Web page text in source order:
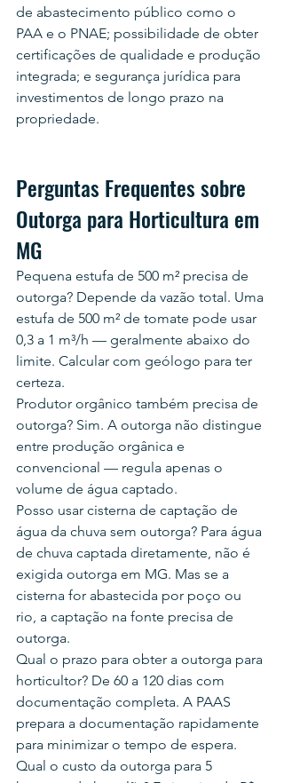
de abastecimento público como o
PAA e o PNAE; possibilidade de obter
certificações de qualidade e produção
integrada; e segurança jurídica para
investimentos de longo prazo na
propriedade.
Perguntas Frequentes sobre
Outorga para Horticultura em
MG
Pequena estufa de 500 m² precisa de
outorga? Depende da vazão total. Uma
estufa de 500 m² de tomate pode usar
0,3 a 1 m³/h — geralmente abaixo do
limite. Calcular com geólogo para ter
certeza.
Produtor orgânico também precisa de
outorga? Sim. A outorga não distingue
entre produção orgânica e
convencional — regula apenas o
volume de água captado.
Posso usar cisterna de captação de
água da chuva sem outorga? Para água
de chuva captada diretamente, não é
exigida outorga em MG. Mas se a
cisterna for abastecida por poço ou
rio, a captação na fonte precisa de
outorga.
Qual o prazo para obter a outorga para
horticultor? De 60 a 120 dias com
documentação completa. A PAAS
prepara a documentação rapidamente
para minimizar o tempo de espera.
Qual o custo da outorga para 5